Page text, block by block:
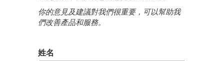
你的意見及建議對我們很重要，可以幫助我
們改善產品和服務。
姓名